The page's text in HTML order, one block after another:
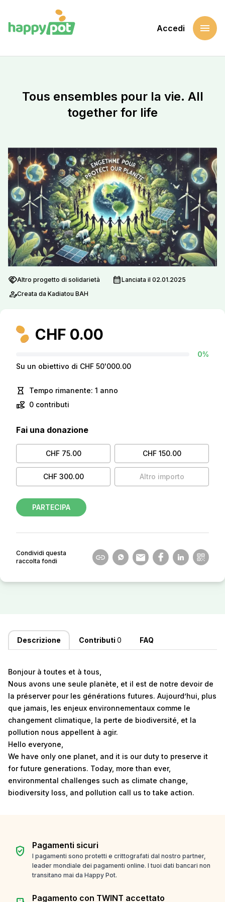
Accedi menu
Tous ensembles pour la vie. All
together for life
handshakeAltro progetto di solidarietà calendar_monthLanciata il 02.01.2025
person_editCreata da Kadiatou BAH
CHF 0.00
0%
Su un obiettivo di CHF 50'000.00
hourglass_empty Tempo rimanente: 1 anno
volunteer_activism 0 contributi
Fai una donazione
CHF 75.00 CHF 150.00
CHF 300.00 Altro importo
PARTECIPA
Condividi questa
raccolta fondi
Descrizione Contributi 0 FAQ
Bonjour à toutes et à tous,
Nous avons une seule planète, et il est de notre devoir de
la préserver pour les générations futures. Aujourd’hui, plus
que jamais, les enjeux environnementaux comme le
changement climatique, la perte de biodiversité, et la
pollution nous appellent à agir.
Hello everyone,
We have only one planet, and it is our duty to preserve it
for future generations. Today, more than ever,
environmental challenges such as climate change,
biodiversity loss, and pollution call us to take action.
verified_user Pagamenti sicuri
I pagamenti sono protetti e crittografati dal nostro partner,
leader mondiale dei pagamenti online. I tuoi dati bancari non
transitano mai da Happy Pot.
Pagamento con TWINT accettato